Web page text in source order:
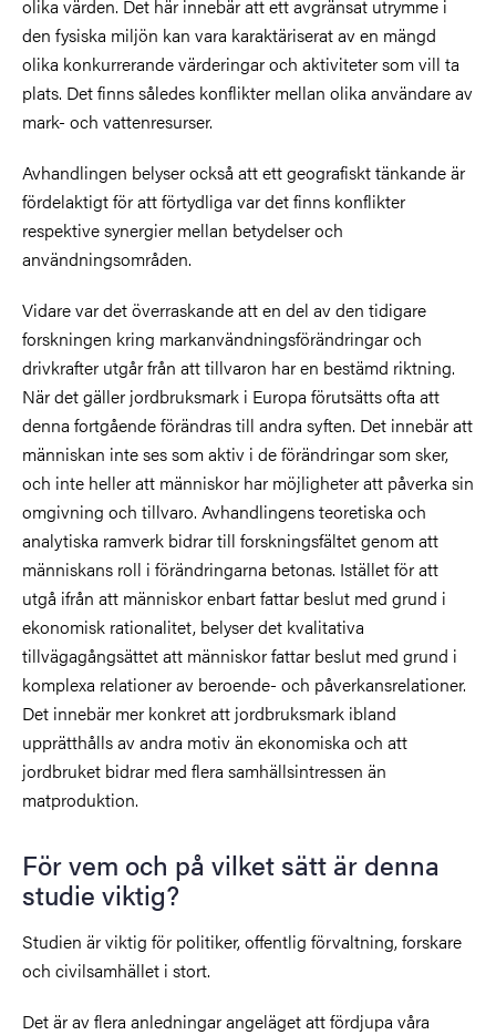
olika värden. Det här innebär att ett avgränsat utrymme i
den fysiska miljön kan vara karaktäriserat av en mängd
olika konkurrerande värderingar och aktiviteter som vill ta
plats. Det finns således konflikter mellan olika användare av
mark- och vattenresurser.
Avhandlingen belyser också att ett geografiskt tänkande är
fördelaktigt för att förtydliga var det finns konflikter
respektive synergier mellan betydelser och
användningsområden.
Vidare var det överraskande att en del av den tidigare
forskningen kring markanvändningsförändringar och
drivkrafter utgår från att tillvaron har en bestämd riktning.
När det gäller jordbruksmark i Europa förutsätts ofta att
denna fortgående förändras till andra syften. Det innebär att
människan inte ses som aktiv i de förändringar som sker,
och inte heller att människor har möjligheter att påverka sin
omgivning och tillvaro. Avhandlingens teoretiska och
analytiska ramverk bidrar till forskningsfältet genom att
människans roll i förändringarna betonas. Istället för att
utgå ifrån att människor enbart fattar beslut med grund i
ekonomisk rationalitet, belyser det kvalitativa
tillvägagångsättet att människor fattar beslut med grund i
komplexa relationer av beroende- och påverkansrelationer.
Det innebär mer konkret att jordbruksmark ibland
upprätthålls av andra motiv än ekonomiska och att
jordbruket bidrar med flera samhällsintressen än
matproduktion.
För vem och på vilket sätt är denna
studie viktig?
Studien är viktig för politiker, offentlig förvaltning, forskare
och civilsamhället i stort.
Det är av flera anledningar angeläget att fördjupa våra